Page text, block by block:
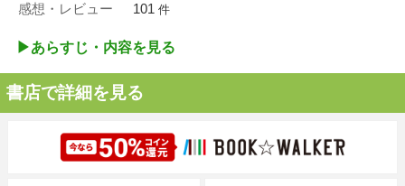
感想・レビュー 101 件
▶︎あらすじ・内容を見る
書店で詳細を見る